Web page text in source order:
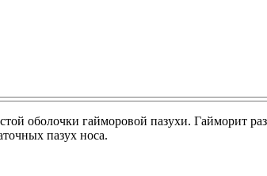
оболочки гайморовой пазухи. Гайморит
пазух носа.